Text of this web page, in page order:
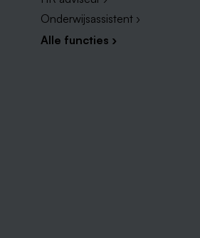
Onderwijsassistent ›
Alle functies ›